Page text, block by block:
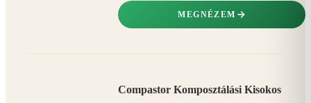
MEGNÉZEM
Compastor Komposztálási Kisokos